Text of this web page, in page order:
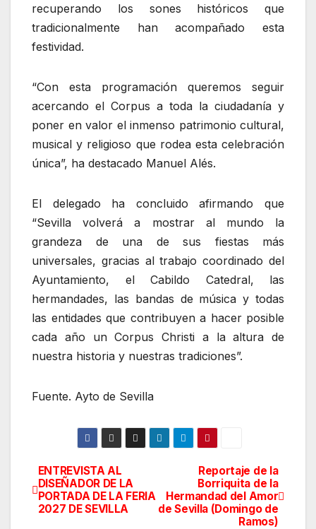
recuperando los sones históricos que
tradicionalmente han acompañado esta
festividad.
“Con esta programación queremos seguir
acercando el Corpus a toda la ciudadanía y
poner en valor el inmenso patrimonio cultural,
musical y religioso que rodea esta celebración
única”, ha destacado Manuel Alés.
El delegado ha concluido afirmando que
“Sevilla volverá a mostrar al mundo la
grandeza de una de sus fiestas más
universales, gracias al trabajo coordinado del
Ayuntamiento, el Cabildo Catedral, las
hermandades, las bandas de música y todas
las entidades que contribuyen a hacer posible
cada año un Corpus Christi a la altura de
nuestra historia y nuestras tradiciones”.
Fuente. Ayto de Sevilla
Navegación
de
Reportaje de la
Borriquita de la
Hermandad del Amor
de Sevilla (Domingo de
Ramos)
ENTREVISTA AL
DISEÑADOR DE LA
PORTADA DE LA FERIA
2027 DE SEVILLA